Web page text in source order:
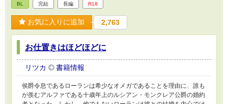
BL 完結 長編 R18
お気に入りに追加 2,763
お仕置きはほどほどに
リツカ 書籍情報
侯爵令息であるローランは希少なオメガであることを理由に、誰も
が羨むアルファである十歳年上のルシアン・モンクレア公爵の婚約